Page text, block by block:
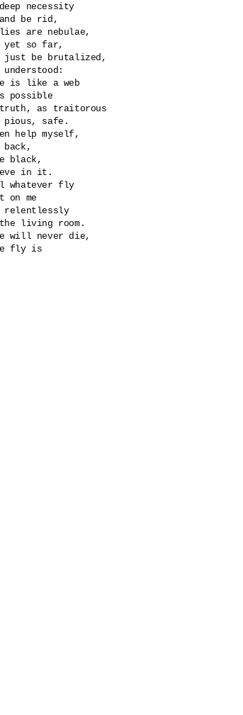
necessity
be rid,
are nebulae,
yet so far,
just be brutalized,
like a web
possible
as traitorous
pious, safe.
help myself,
black,
in it.
whatever fly
on me
relentlessly
living room.
will never die,
fly is